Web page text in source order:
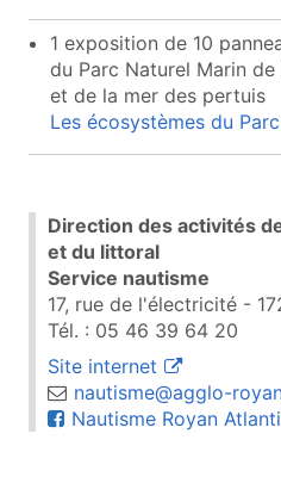
1 exposition de 10
du Parc Naturel Marin
et de la mer des pertuis
Les écosystèmes du
Direction des activités
et du littoral
Service nautisme
17, rue de l'électricité -
Tél. : 05 46 39 64 20
Site internet (ouvre une
nautisme@agglo-
Nautisme Royan